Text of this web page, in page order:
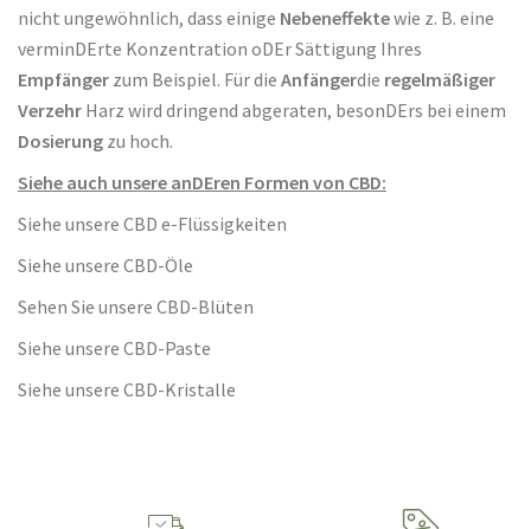
nicht ungewöhnlich, dass einige Nebeneffektewie z. B. eine
verminDErte Konzentration oDEr Sättigung Ihres
Empfänger zum Beispiel. Für die Anfängerdie regelmäßiger
Verzehr Harz wird dringend abgeraten, besonDErs bei einem
Dosierung zu hoch.
Siehe auch unsere anDEren Formen von CBD:
Siehe unsere CBD e-Flüssigkeiten
Siehe unsere CBD-Öle
Sehen Sie unsere CBD-Blüten
Siehe unsere CBD-Paste
Siehe unsere CBD-Kristalle